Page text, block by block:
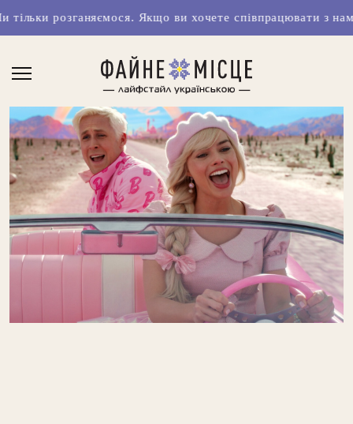
розганяємося. Якщо ви хочете співпрацювати з нами чи